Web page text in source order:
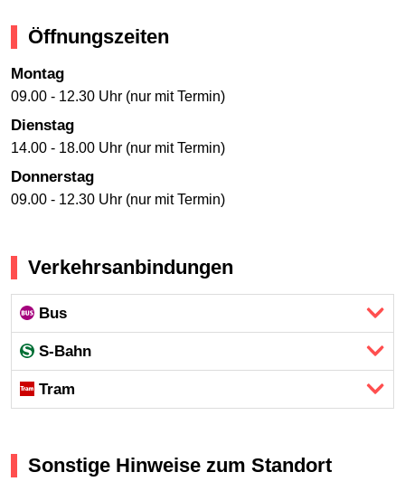
Öffnungszeiten
Montag
09.00 - 12.30 Uhr (nur mit Termin)
Dienstag
14.00 - 18.00 Uhr (nur mit Termin)
Donnerstag
09.00 - 12.30 Uhr (nur mit Termin)
Verkehrsanbindungen
Bus
S-Bahn
Tram
Sonstige Hinweise zum Standort